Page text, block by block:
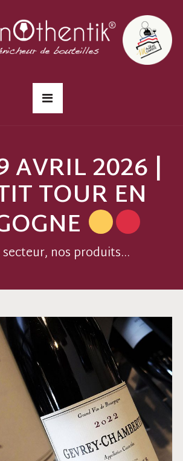
AVRIL 2026 |
TOUR EN
nos produits...